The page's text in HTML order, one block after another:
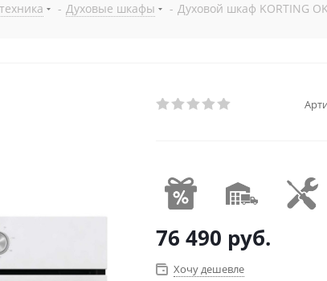
- Духовые шкафы - Духовой шкаф KORTING
76 490 руб.
Хочу дешевле